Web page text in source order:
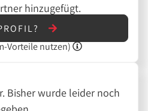
hinzugefügt.
Vorteile nutzen)
Bisher wurde leider noch